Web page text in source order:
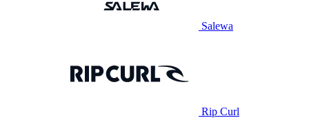
Salewa
Rip Curl